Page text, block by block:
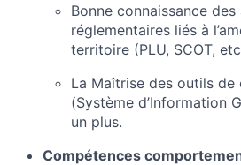
Bonne connaissance
réglementaires liés à
territoire (PLU, SCOT,
La Maîtrise des outils de
(Système d’Information
un plus.
Compétences